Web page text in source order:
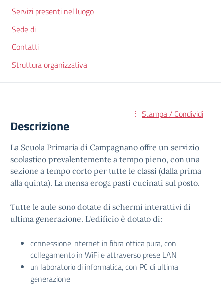
Servizi presenti nel luogo
Sede di
Contatti
Struttura organizzativa
Stampa / Condividi
Descrizione
La Scuola Primaria di Campagnano offre un servizio
scolastico prevalentemente a tempo pieno, con una
sezione a tempo corto per tutte le classi (dalla prima
alla quinta). La mensa eroga pasti cucinati sul posto.
Tutte le aule sono dotate di schermi interattivi di
ultima generazione. L'edificio è dotato di:
connessione internet in fibra ottica pura, con
collegamento in WiFi e attraverso prese LAN
un laboratorio di informatica, con PC di ultima
generazione